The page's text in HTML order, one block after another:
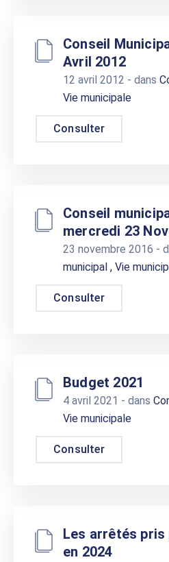
Conseil
Avril 2012
12 avril 2012 - dans
Vie municipale
Consulter
Conseil
mercredi 23
23 novembre 2016 -
municipal , Vie
Consulter
Budget 2021
4 avril 2021 - dans
Vie municipale
Consulter
Les arrêtés pris
en 2024